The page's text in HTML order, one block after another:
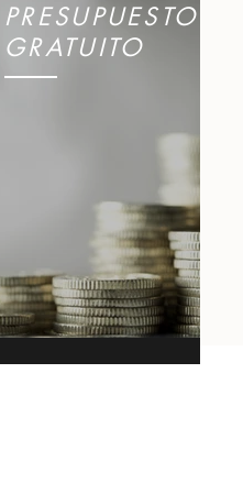
PRESUPUESTO
GRATUITO